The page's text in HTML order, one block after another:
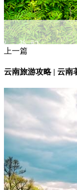
上一篇
云南旅游攻略 | 云南